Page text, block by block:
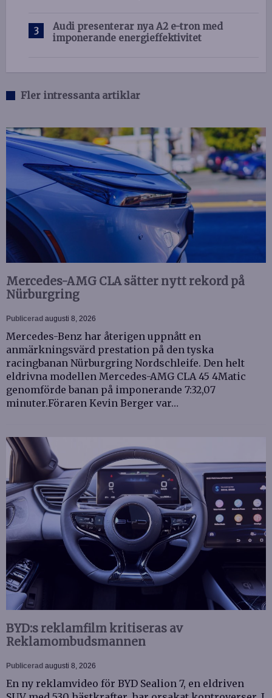
Audi presenterar nya A2 e-tron med
imponerande energieffektivitet
Fler intressanta artiklar
Mercedes-AMG CLA sätter nytt rekord på
Nürburgring
Publicerad augusti 8, 2026
Mercedes-Benz har återigen uppnått en
anmärkningsvärd prestation på den tyska
racingbanan Nürburgring Nordschleife. Den helt
eldrivna modellen Mercedes-AMG CLA 45 4Matic
genomförde banan på imponerande 7:32,07
minuter.Föraren Kevin Berger var…
BYD:s reklamfilm kritiseras av
Reklamombudsmannen
Publicerad augusti 8, 2026
En ny reklamvideo för BYD Sealion 7, en eldriven